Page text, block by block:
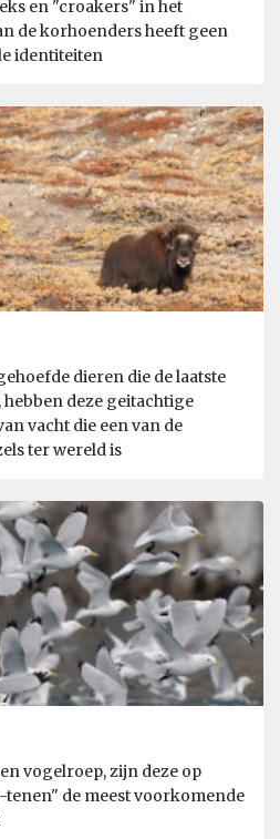
en "croakers" in het
de korhoenders heeft geen
identiteiten
dieren die de laatste
deze geitachtige
vacht die een van de
ter wereld is
vogelroep, zijn deze op
de meest voorkomende